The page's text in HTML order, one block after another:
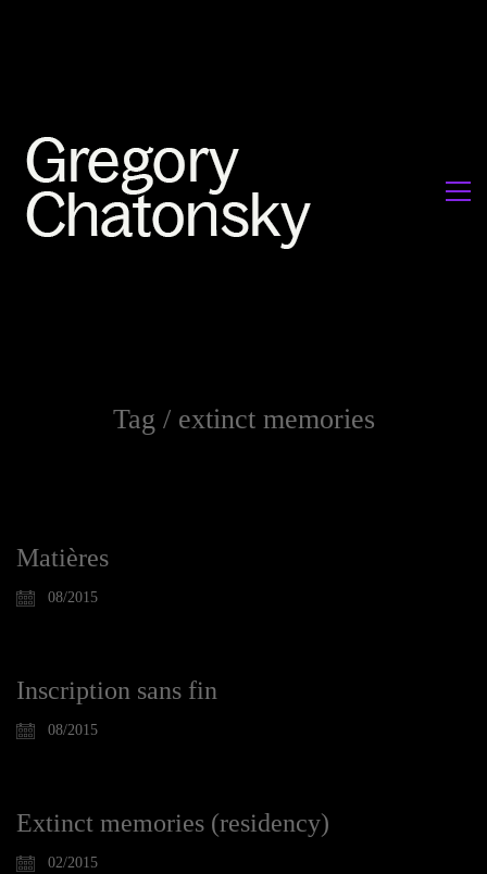
Tag / extinct memories
Matières
08/2015
Inscription sans fin
08/2015
Extinct memories (residency)
02/2015